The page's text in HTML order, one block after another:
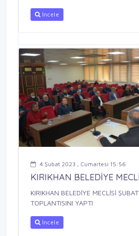
İncele
4 Şubat 2023 , Cumartesi 15:56
KIRIKHAN BELEDİYE
KIRIKHAN BELEDİYE MECLİSİ
TOPLANTISINI YAPTI
İncele